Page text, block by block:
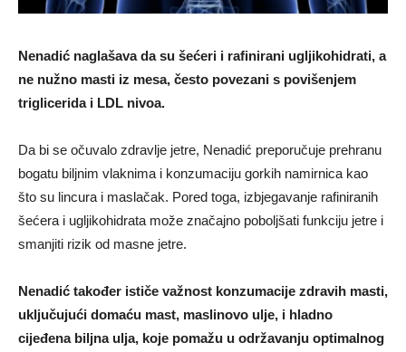
Nenadić naglašava da su šećeri i rafinirani ugljikohidrati, a
ne nužno masti iz mesa, često povezani s povišenjem
triglicerida i LDL nivoa.
Da bi se očuvalo zdravlje jetre, Nenadić preporučuje prehranu
bogatu biljnim vlaknima i konzumaciju gorkih namirnica kao
što su lincura i maslačak. Pored toga, izbjegavanje rafiniranih
šećera i ugljikohidrata može značajno poboljšati funkciju jetre i
smanjiti rizik od masne jetre.
Nenadić također ističe važnost konzumacije zdravih masti,
uključujući domaću mast, maslinovo ulje, i hladno
cijeđena biljna ulja, koje pomažu u održavanju optimalnog